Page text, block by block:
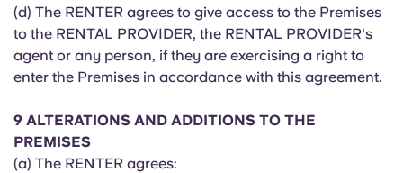
(d) The RENTER agrees to give access to the Premises
to the RENTAL PROVIDER, the RENTAL PROVIDER's
agent or any person, if they are exercising a right to
enter the Premises in accordance with this agreement.
9 ALTERATIONS AND ADDITIONS TO THE
PREMISES
(a) The RENTER agrees: